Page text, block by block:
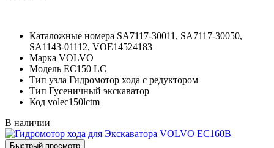
Каталожные номера SA7117-30011, SA7117-30050,
SA1143-01112, VOE14524183
Марка VOLVO
Модель EC150 LC
Тип узла Гидромотор хода с редуктором
Тип Гусеничный экскаватор
Код volec150lctm
В наличии